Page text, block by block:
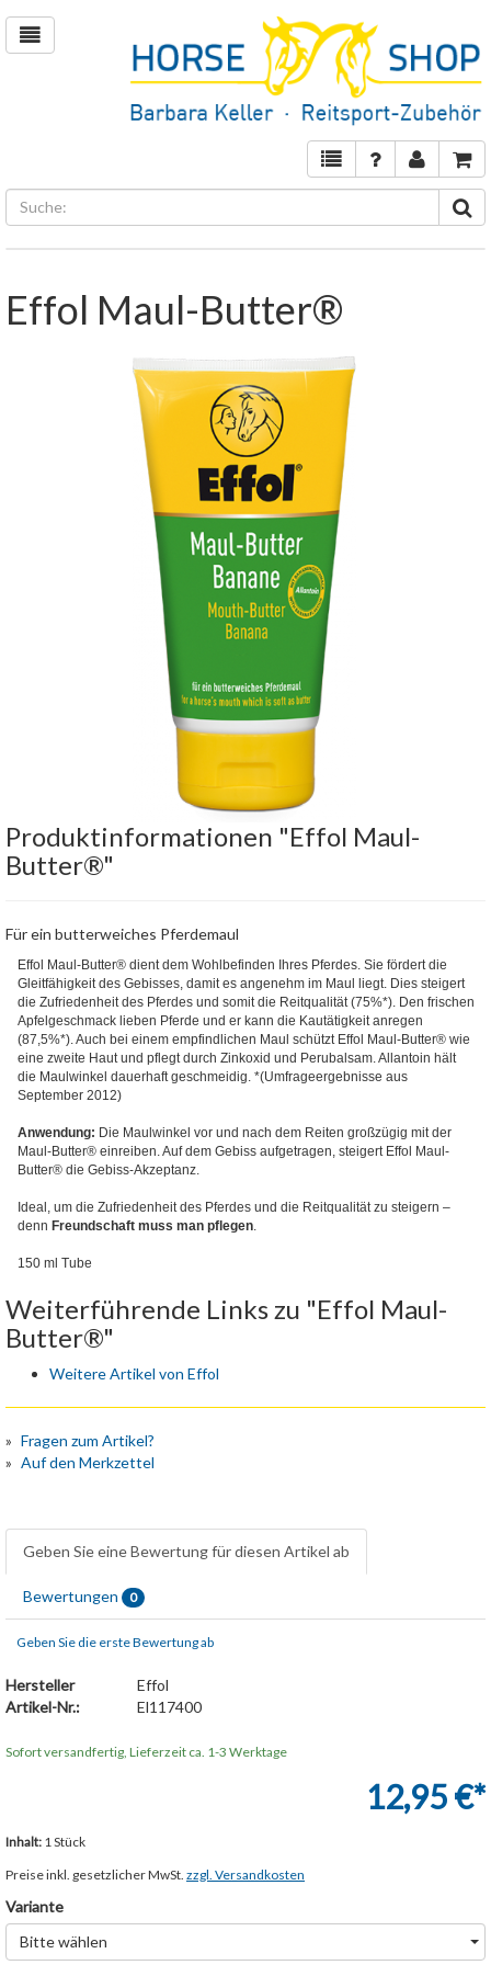
Effol Maul-Butter®
Produktinformationen "Effol Maul-
Butter®"
Für ein butterweiches Pferdemaul
Effol Maul-Butter® dient dem Wohlbefinden Ihres Pferdes. Sie fördert die
Gleitfähigkeit des Gebisses, damit es angenehm im Maul liegt. Dies steigert
die Zufriedenheit des Pferdes und somit die Reitqualität (75%*). Den frischen
Apfelgeschmack lieben Pferde und er kann die Kautätigkeit anregen
(87,5%*). Auch bei einem empfindlichen Maul schützt Effol Maul-Butter® wie
eine zweite Haut und pflegt durch Zinkoxid und Perubalsam. Allantoin hält
die Maulwinkel dauerhaft geschmeidig. *(Umfrageergebnisse aus
September 2012)
Anwendung: Die Maulwinkel vor und nach dem Reiten großzügig mit der
Maul-Butter® einreiben. Auf dem Gebiss aufgetragen, steigert Effol Maul-
Butter® die Gebiss-Akzeptanz.
Ideal, um die Zufriedenheit des Pferdes und die Reitqualität zu steigern –
denn Freundschaft muss man pflegen.
150 ml Tube
Weiterführende Links zu "Effol Maul-
Butter®"
Weitere Artikel von Effol
Fragen zum Artikel?
Auf den Merkzettel
Geben Sie eine Bewertung für diesen Artikel ab
Bewertungen 0
Geben Sie die erste Bewertung ab
Hersteller
Effol
Artikel-Nr.:
El117400
Sofort versandfertig, Lieferzeit ca. 1-3 Werktage
12,95 €*
Inhalt: 1 Stück
Preise inkl. gesetzlicher MwSt. zzgl. Versandkosten
Variante
Bitte wählen